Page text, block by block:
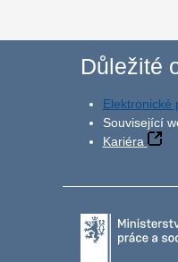
Důležité
Elektronické
Související
Kariéra